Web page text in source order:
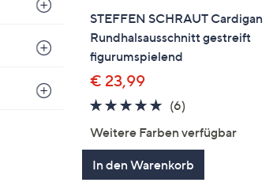
STEFFEN SCHRAUT Cardigan
Rundhalsausschnitt gestreift
figurumspielend
€ 23,99
4.7
5
(6)6
Weitere Farben verfügbar
In den Warenkorb